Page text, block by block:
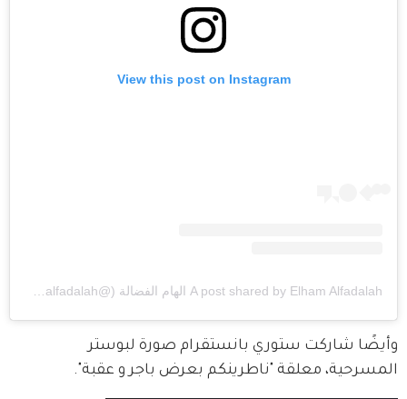
View this post on Instagram
A post shared by Elham Alfadalah الهام الفضالة (@elhamalfadalah)
وأيضًا شاركت ستوري بانستقرام صورة لبوستر
المسرحية، معلقة "ناطرينكم بعرض باجر و عقبة".